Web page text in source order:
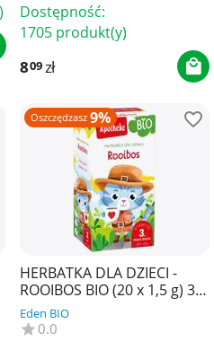
Dostępność:
1705 produkt(y)
809zł
Oszczędzasz 9%
HERBATKA DLA DZIECI -
ROOIBOS BIO (20 x 1,5 g) 30
g - APOTHEKE
Eden BIO
0.0